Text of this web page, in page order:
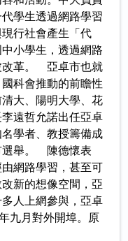
學生透過網路學習
行社會產生「代
小學生，透過網路
改革。 亞卓市也就
科會推動的前瞻性
大、陽明大學、花
遠哲允諾出任亞卓
學者、教授籌備成
選舉。 陳德懷表
網路學習，甚至可
新的想像空間，亞
人上網參與，亞卓
九月對外開埠。原